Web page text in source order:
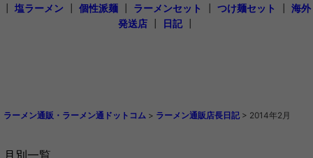
塩ラーメン 個性派麺 ラーメンセット つけ麺セット
海外
発送店
日記┃
ラーメン通販・ラーメン通ドットコム > ラーメン通販店長日記 > 2014年2月
月別一覧